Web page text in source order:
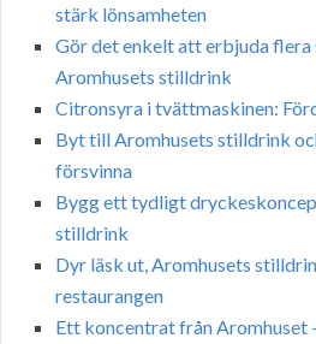
stärk lönsamheten
Gör det enkelt att erbjuda
Aromhusets stilldrink
Citronsyra i tvättmaskinen:
Byt till Aromhusets stilldrink
försvinna
Bygg ett tydligt
stilldrink
Dyr läsk ut, Aromhusets
restaurangen
Ett koncentrat från Aromhuset